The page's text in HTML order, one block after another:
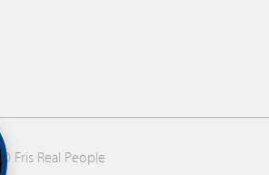
© Fris Real People